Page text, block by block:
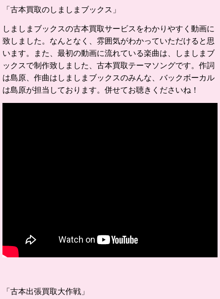
「古本買取のしましまブックス」
しましまブックスの古本買取サービスをわかりやすく動画に
致しました。なんとなく、雰囲気がわかっていただけると思
います。また、最初の動画に流れている楽曲は、しましまブ
ックスで制作致しました、古本買取テーマソングです。作詞
は島原、作曲はしましまブックスのみんな、バックボーカル
は島原が担当しております。併せてお聴きくださいね！
「古本出張買取大作戦」